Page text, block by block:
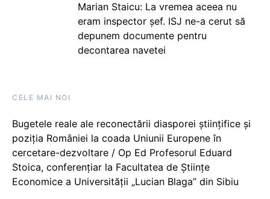
Marian Staicu: La vremea aceea nu
eram inspector șef. ISJ ne-a cerut să
depunem documente pentru
decontarea navetei
CELE MAI NOI
Bugetele reale ale reconectării diasporei științifice și
poziția României la coada Uniunii Europene în
cercetare-dezvoltare / Op Ed Profesorul Eduard
Stoica, conferențiar la Facultatea de Științe
Economice a Universității „Lucian Blaga” din Sibiu